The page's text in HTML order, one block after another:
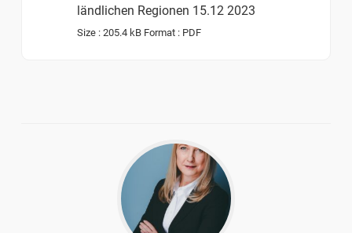
ländlichen Regionen 15.12 2023
Size : 205.4 kBFormat : PDF